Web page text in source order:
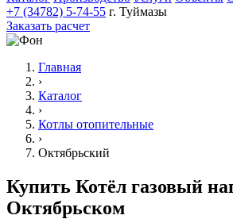
+7 (34782) 5-74-55 г. Туймазы
Заказать расчет
Главная
›
Каталог
›
Котлы отопительные
›
Октябрьский
Купить Котёл газовый
Октябрьском